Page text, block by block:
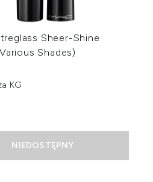
Sheer-Shine
Shades)
KG
NIEDOSTĘPNY